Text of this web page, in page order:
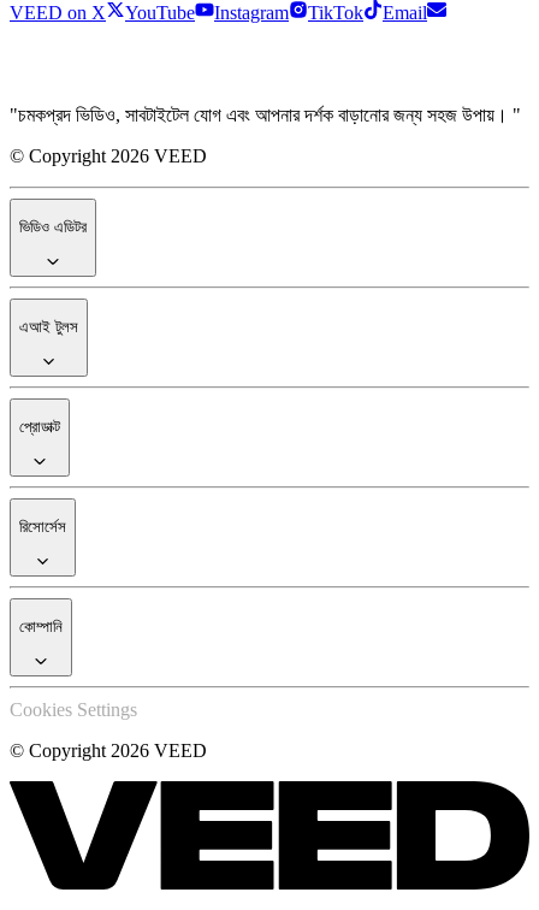
VEED on X
YouTube Instagram TikTok Email
"চমকপ্রদ ভিডিও, সাবটাইটেল যোগ এবং আপনার দর্শক বাড়ানোর জন্য সহজ উপায়। "
© Copyright 2026 VEED
ভিডিও এডিটর
এআই টুলস
প্রোডাক্ট
রিসোর্সেস
কোম্পানি
Cookies Settings
© Copyright 2026 VEED